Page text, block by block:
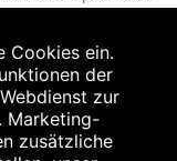
ist keine
Der AEP ist
Preis für
Höhe dem für
Cookies ein.
der
zur
Marketing-
zusätzliche